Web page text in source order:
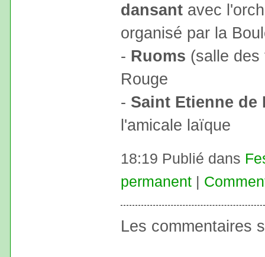
dansant avec
organisé par la
- Ruoms (salle
Rouge
- Saint Etienne
l'amicale laïque
18:19 Publié dans
permanent
Les commentaires